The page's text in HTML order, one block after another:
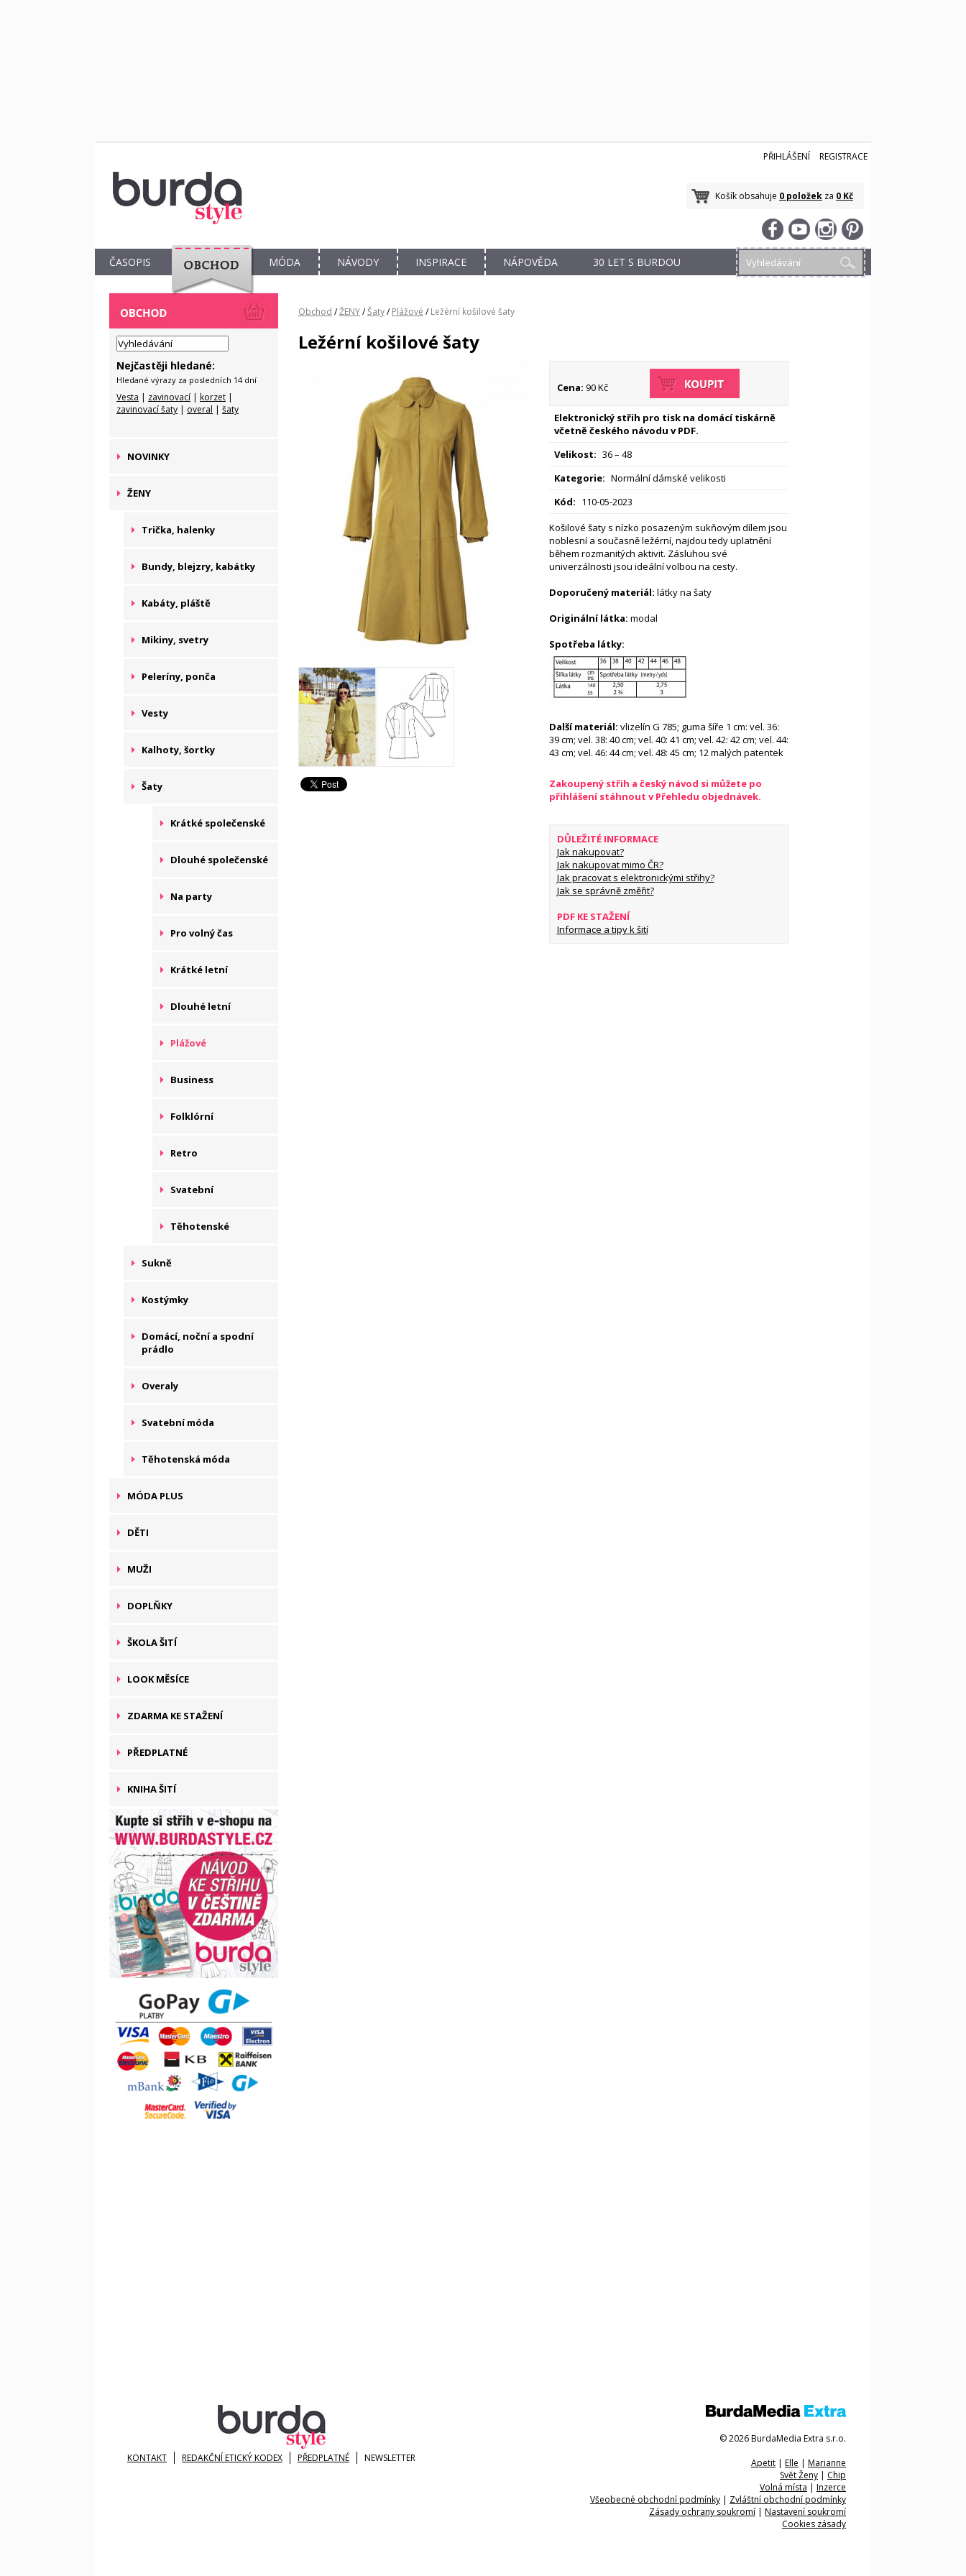
PŘIHLÁŠENÍ REGISTRACE
Košík obsahuje 0 položek za 0 Kč
ČASOPIS
OBCHOD
MÓDA NÁVODY INSPIRACE NÁPOVĚDA 30 LET S BURDOU
Nejčastěji hledané:
Hledané výrazy za posledních 14 dní
Vesta | zavinovací | korzet |
zavinovací šaty | overal | šaty
NOVINKY
ŽENY
Trička, halenky
Bundy, blejzry, kabátky
Kabáty, pláště
Mikiny, svetry
Peleríny, ponča
Vesty
Kalhoty, šortky
Šaty
Krátké společenské
Dlouhé společenské
Na party
Pro volný čas
Krátké letní
Dlouhé letní
Plážové
Business
Folklórní
Retro
Svatební
Těhotenské
Sukně
Kostýmky
Domácí, noční a spodní
prádlo
Overaly
Svatební móda
Těhotenská móda
MÓDA PLUS
DĚTI
MUŽI
DOPLŇKY
ŠKOLA ŠITÍ
LOOK MĚSÍCE
ZDARMA KE STAŽENÍ
PŘEDPLATNÉ
KNIHA ŠITÍ
Obchod /ŽENY/Šaty/ Plážové / Ležérní košilové šaty
Ležérní košilové šaty
Cena: 90 Kč
Elektronický střih pro tisk na domácí tiskárně
včetně českého návodu v PDF.
Velikost: 36 – 48
Kategorie: Normální dámské velikosti
Kód: 110-05-2023
Košilové šaty s nízko posazeným sukňovým dílem jsou
noblesní a současně ležérní, najdou tedy uplatnění
během rozmanitých aktivit. Zásluhou své
univerzálnosti jsou ideální volbou na cesty.
Doporučený materiál: látky na šaty
Originální látka: modal
Spotřeba látky:
Další materiál: vlizelín G 785; guma šíře 1 cm: vel. 36:
39 cm; vel. 38: 40 cm; vel. 40: 41 cm; vel. 42: 42 cm; vel. 44:
43 cm; vel. 46: 44 cm; vel. 48: 45 cm; 12 malých patentek
Zakoupený střih a český návod si můžete po
přihlášení stáhnout v Přehledu objednávek.
DŮLEŽITÉ INFORMACE
Jak nakupovat?
Jak nakupovat mimo ČR?
Jak pracovat s elektronickými střihy?
Jak se správně změřit?
PDF KE STAŽENÍ
Informace a tipy k šití
KONTAKT REDAKČNÍ ETICKÝ KODEX PŘEDPLATNÉ NEWSLETTER
© 2026 BurdaMedia Extra s.r.o.
Apetit | Elle | Marianne
Svět Ženy | Chip
Volná místa | Inzerce
Všeobecné obchodní podmínky | Zvláštní obchodní podmínky
Zásady ochrany soukromí | Nastavení soukromí
Cookies zásady